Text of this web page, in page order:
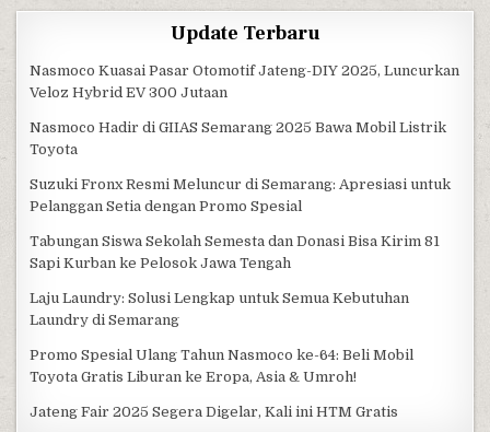
Update Terbaru
Nasmoco Kuasai Pasar Otomotif Jateng-DIY 2025, Luncurkan
Veloz Hybrid EV 300 Jutaan
Nasmoco Hadir di GIIAS Semarang 2025 Bawa Mobil Listrik
Toyota
Suzuki Fronx Resmi Meluncur di Semarang: Apresiasi untuk
Pelanggan Setia dengan Promo Spesial
Tabungan Siswa Sekolah Semesta dan Donasi Bisa Kirim 81
Sapi Kurban ke Pelosok Jawa Tengah
Laju Laundry: Solusi Lengkap untuk Semua Kebutuhan
Laundry di Semarang
Promo Spesial Ulang Tahun Nasmoco ke-64: Beli Mobil
Toyota Gratis Liburan ke Eropa, Asia & Umroh!
Jateng Fair 2025 Segera Digelar, Kali ini HTM Gratis